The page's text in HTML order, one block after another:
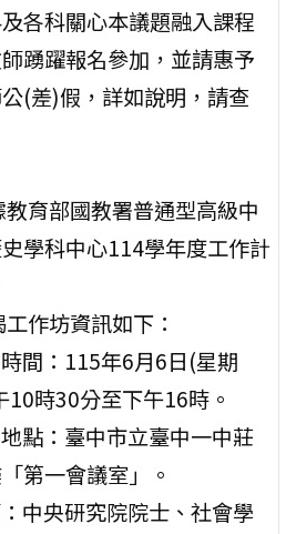
各科關心本議題融入課程
踴躍報名參加，並請惠予
(差)假，詳如說明，請查
教育部國教署普通型高級中
學科中心114學年度工作計
作坊資訊如下：
間：115年6月6日(星期
10時30分至下午16時。
點：臺中市立臺中一中莊
第一會議室」。
中央研究院院士、社會學